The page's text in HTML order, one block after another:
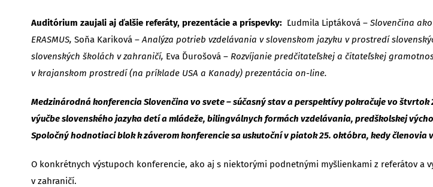
Auditórium zaujali aj ďalšie referáty, prezentácie a príspevky: Ľudmila Liptáková – Slovenčina
ERASMUS, Soňa Kariková – Analýza potrieb vzdelávania v slovenskom jazyku v prostredí
slovenských školách v zahraničí, Eva Ďurošová – Rozvíjanie predčitateľskej a čitateľskej
v krajanskom prostredí (na príklade USA a Kanady) prezentácia on-line.
Medzinárodná konferencia Slovenčina vo svete – súčasný stav a perspektívy pokračuje vo
výučbe slovenského jazyka detí a mládeže, bilingválnych formách vzdelávania, predškolskej
Spoločný hodnotiaci blok k záverom konferencie sa uskutoční v piatok 25. októbra, kedy
O konkrétnych výstupoch konferencie, ako aj s niektorými podnetnými myšlienkami z referátov a
v zahraničí.